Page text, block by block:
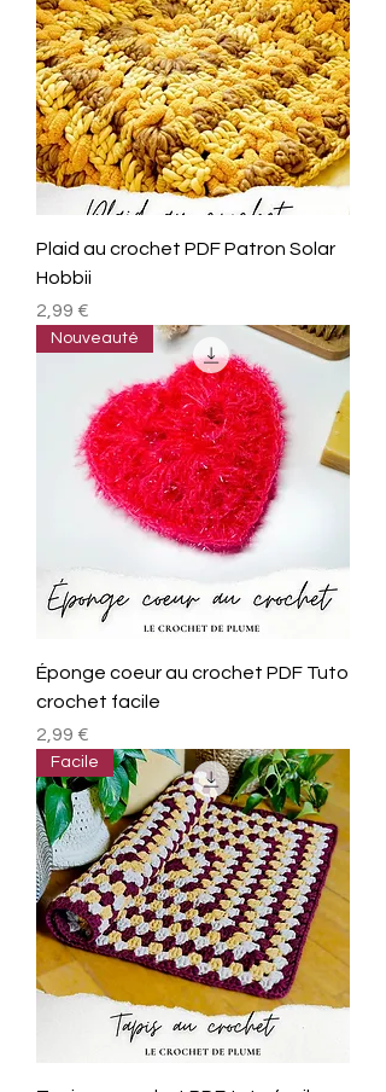
Plaid au crochet PDF Patron Solar
Hobbii
Prix
2,99 €
Nouveauté
Éponge coeur au crochet PDF Tuto
crochet facile
Prix
2,99 €
Facile